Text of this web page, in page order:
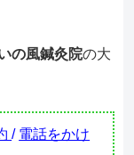
の風鍼灸院の大
/ 電話をかけ